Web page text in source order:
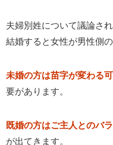
夫婦別姓について議論さ
結婚すると女性が男性側
未婚の方は苗字が変わる
要があります。
既婚の方はご主人とのバ
が出てきます。